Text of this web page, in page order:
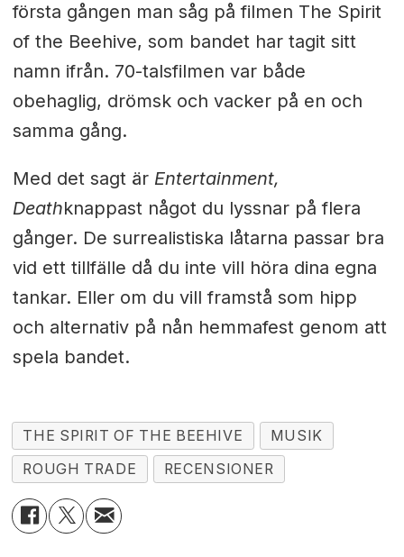
första gången man såg på filmen The Spirit
of the Beehive, som bandet har tagit sitt
namn ifrån. 70-talsfilmen var både
obehaglig, drömsk och vacker på en och
samma gång.
Med det sagt är Entertainment,
Deathknappast något du lyssnar på flera
gånger. De surrealistiska låtarna passar bra
vid ett tillfälle då du inte vill höra dina egna
tankar. Eller om du vill framstå som hipp
och alternativ på nån hemmafest genom att
spela bandet.
THE SPIRIT OF THE BEEHIVE
MUSIK
ROUGH TRADE
RECENSIONER